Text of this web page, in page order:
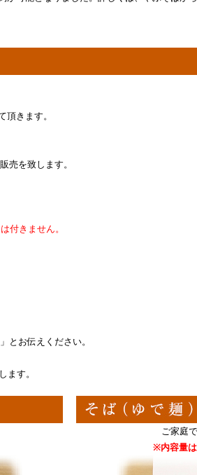
きます。
売を致します。
付きません。
とお伝えください。
ます。
ご家庭
※内容量は